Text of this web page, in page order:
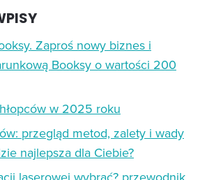
Zaproś nowy biznes i
Booksy o wartości 200
w 2025 roku
przegląd metod, zalety i wady
najlepsza dla Ciebie?